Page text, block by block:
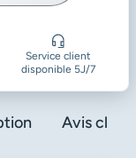
Service client
disponible 5J/7
Avis